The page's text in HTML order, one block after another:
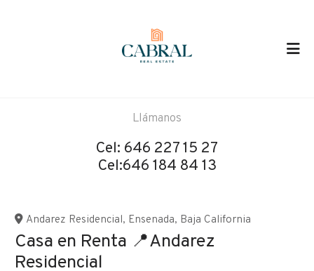
Llámanos
Cel: 646 227 15 27
Cel:646 184 84 13
Casa en Renta 📍Andarez
Residencial
Andarez Residencial, Ensenada, Baja California